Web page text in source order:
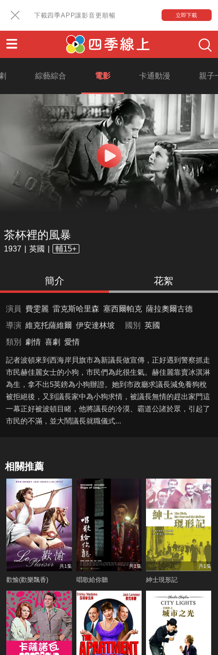
下載四季APP讓影音更順暢 立即下載
綜藝綜合 電影 卡通動漫 親子
茶杯裡的風暴
1937 英國 輔15+
簡介 花絮
演員 費雯麗 雷克斯哈里森 塞西爾帕克 薩拉奧爾古德
導演 維克托薩維爾 伊安達林坡 國別
英國
類別
劇情 喜劇 愛情
記者波頓來到西海岸貝旗市為新議長做宣傳，正好遇到警察抓走
市民赫佳麗女士的小狗，市民們為此很生氣。赫佳麗靠賣冰淇淋
為生，拿不出5英鎊為小狗辦證。她到市政廳求議長減免養狗稅
被拒絕後，又到議長家中為小狗求情，被議長無情的趕出家門這
一幕正好被波頓目睹，他將議長的冷漠、霸道公諸於眾，引起了
市民的不滿，並大鬧議長就職儀式...
相關推薦
共1集
歡愉(歡樂飄香)
共1集
唱歌給你聽
共1集
紳士現形記